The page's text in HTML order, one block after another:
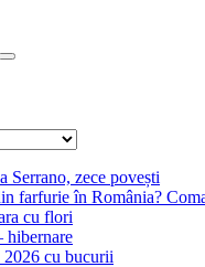
Serrano, zece povești
farfurie în România?
cu flori
hibernare
2026 cu bucurii